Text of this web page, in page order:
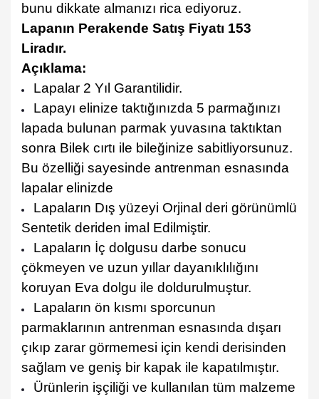
bunu dikkate almanızı rica ediyoruz.
Lapanın Perakende Satış Fiyatı 153
Liradır.
Açıklama:
Lapalar 2 Yıl Garantilidir.
Lapayı elinize taktığınızda 5 parmağınızı
lapada bulunan parmak yuvasına taktıktan
sonra Bilek cırtı ile bileğinize sabitliyorsunuz.
Bu özelliği sayesinde antrenman esnasında
lapalar elinizde
Lapaların Dış yüzeyi Orjinal deri görünümlü
Sentetik deriden imal Edilmiştir.
Lapaların İç dolgusu darbe sonucu
çökmeyen ve uzun yıllar dayanıklılığını
koruyan Eva dolgu ile doldurulmuştur.
Lapaların ön kısmı sporcunun
parmaklarının antrenman esnasında dışarı
çıkıp zarar görmemesi için kendi derisinden
sağlam ve geniş bir kapak ile kapatılmıştır.
Ürünlerin işçiliği ve kullanılan tüm malzeme